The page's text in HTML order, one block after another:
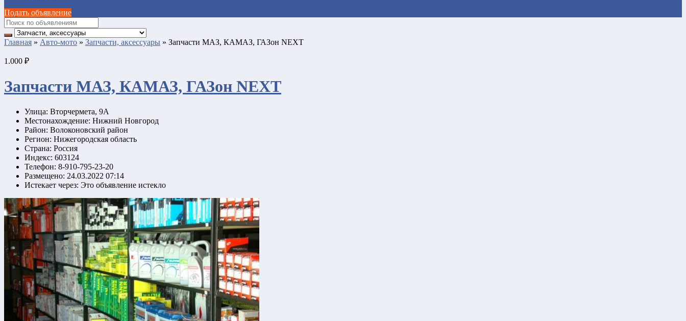
Подать объявление
Главная » Авто-мото » Запчасти, аксессуары » Запчасти МАЗ, КАМАЗ, ГАЗoн NEXT
1.000 ₽
Запчасти МАЗ, КАМАЗ, ГАЗoн NEXT
Улица: Вторчермета, 9А
Местонахождение: Нижний Новгород
Район: Волоконовский район
Регион: Нижегородская область
Страна: Россия
Индекс: 603124
Телефон: 8-910-795-23-20
Размещено: 24.03.2022 07:14
Истекает через: Это объявление истекло